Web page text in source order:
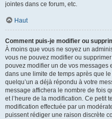
jointes dans ce forum, etc.
Haut
Comment puis-je modifier ou
À moins que vous ne soyez un
vous ne pouvez modifier ou
pouvez modifier un de vos
dans une limite de temps après que
quelqu’un a déjà répondu à votre
message affichera le nombre de fois
et l’heure de la modification. Ce petit
modification effectuée par un
puissent rédiger une raison discrète